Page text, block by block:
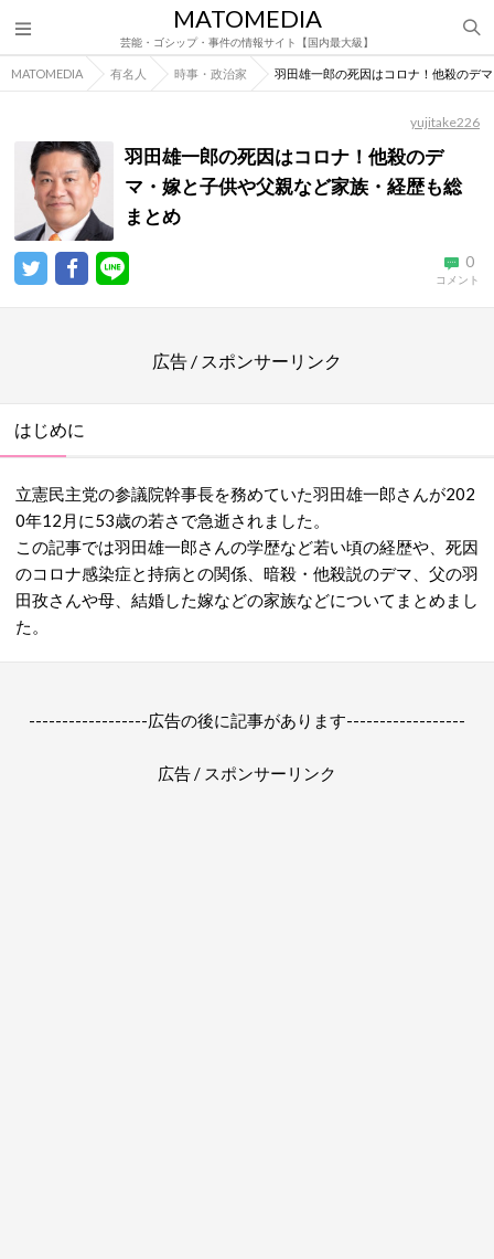
MATOMEDIA
芸能・ゴシップ・事件の情報サイト【国内最大級】
MATOMEDIA 有名人 時事・政治家 羽田雄一郎の死因はコロナ！他殺のデ
yujitake226
羽田雄一郎の死因はコロナ！他殺のデ
マ・嫁と子供や父親など家族・経歴も総
まとめ
0
コメント
広告 / スポンサーリンク
はじめに
立憲民主党の参議院幹事長を務めていた羽田雄一郎さんが202
0年12月に53歳の若さで急逝されました。
この記事では羽田雄一郎さんの学歴など若い頃の経歴や、死因
のコロナ感染症と持病との関係、暗殺・他殺説のデマ、父の羽
田孜さんや母、結婚した嫁などの家族などについてまとめまし
た。
------------------広告の後に記事があります------------------
広告 / スポンサーリンク